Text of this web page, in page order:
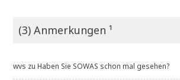
(3) Anmerkungen ¹
wvs zuHaben Sie SOWAS schon mal gesehen?